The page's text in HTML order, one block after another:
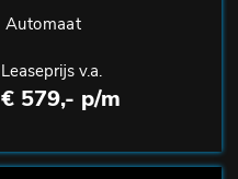
Automaat
Leaseprijs v.a.
€ 579,- p/m